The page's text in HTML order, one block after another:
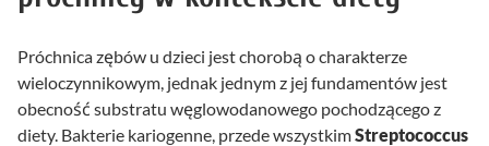
Próchnica zębów u dzieci jest chorobą o charakterze
wieloczynnikowym, jednak jednym z jej fundamentów jest
obecność substratu węglowodanowego pochodzącego z
diety. Bakterie kariogenne, przede wszystkimStreptococcus